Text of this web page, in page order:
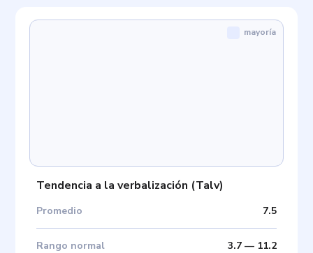
Tendencia a la verbalización (Talv)
Promedio 7.5
Rango normal 3.7— 11.2
mayoría